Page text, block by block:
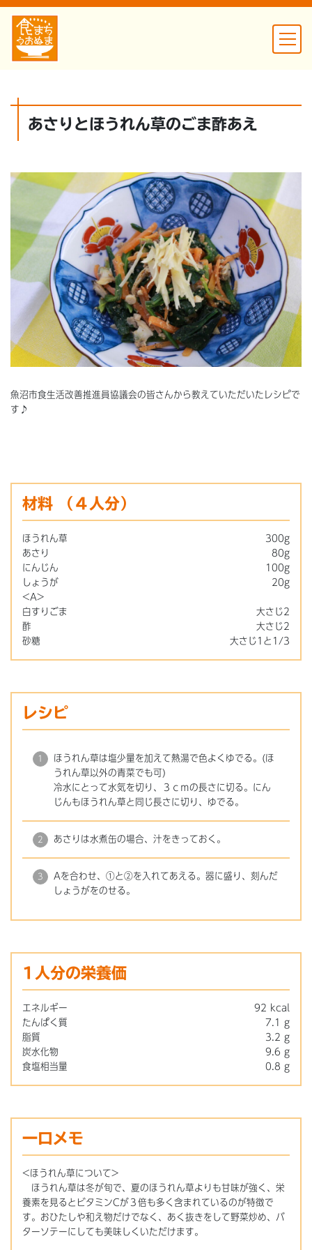
あさりとほうれん草のごま酢あえ
魚沼市食生活改善推進員協議会の皆さんから教えていただいたレシピで
す♪
材料 （４人分）
ほうれん草
300g
あさり
80g
にんじん
100g
しょうが
20g
<A>
白すりごま
大さじ2
酢
大さじ2
砂糖
大さじ1と1/3
レシピ
ほうれん草は塩少量を加えて熱湯で色よくゆでる。(ほ
うれん草以外の青菜でも可)
冷水にとって水気を切り、３ｃｍの長さに切る。にん
じんもほうれん草と同じ長さに切り、ゆでる。
あさりは水煮缶の場合、汁をきっておく。
Aを合わせ、①と②を入れてあえる。器に盛り、刻んだ
しょうがをのせる。
1人分の栄養価
エネルギー
92 kcal
たんぱく質
7.1 g
脂質
3.2 g
炭水化物
9.6 g
食塩相当量
0.8 g
一口メモ
<ほうれん草について>
ほうれん草は冬が旬で、夏のほうれん草よりも甘味が強く、栄
養素を見るとビタミンCが３倍も多く含まれているのが特徴で
す。おひたしや和え物だけでなく、あく抜きをして野菜炒め、バ
ターソテーにしても美味しくいただけます。